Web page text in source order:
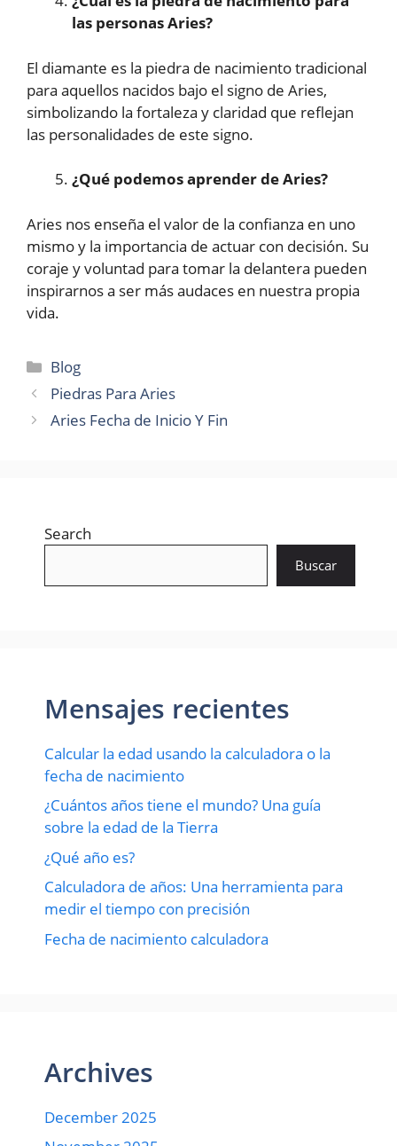
las personas Aries?
El diamante es la piedra de nacimiento tradicional
para aquellos nacidos bajo el signo de Aries,
simbolizando la fortaleza y claridad que reflejan
las personalidades de este signo.
¿Qué podemos aprender de Aries?
Aries nos enseña el valor de la confianza en uno
mismo y la importancia de actuar con decisión. Su
coraje y voluntad para tomar la delantera pueden
inspirarnos a ser más audaces en nuestra propia
vida.
Categories
Blog
Piedras Para Aries
Aries Fecha de Inicio Y Fin
Search
Buscar
Mensajes recientes
Calcular la edad usando la calculadora o la
fecha de nacimiento
¿Cuántos años tiene el mundo? Una guía
sobre la edad de la Tierra
¿Qué año es?
Calculadora de años: Una herramienta para
medir el tiempo con precisión
Fecha de nacimiento calculadora
Archives
December 2025